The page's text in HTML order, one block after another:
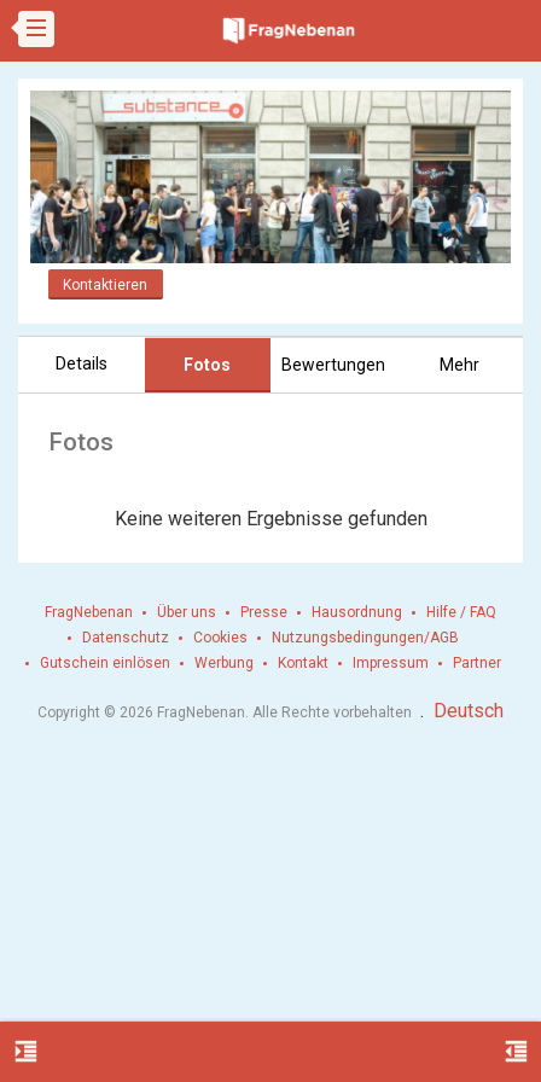
Kontaktieren
Details Fotos Bewertungen Mehr
Fotos
Keine weiteren Ergebnisse gefunden
format_indent_increase format_indent_decrease
FragNebenan Über uns Presse Hausordnung
Hilfe / FAQ
Datenschutz
Cookies
Nutzungsbedingungen/AGB
Gutschein einlösen
Werbung Kontakt Impressum Partner
Copyright © 2026 FragNebenan. Alle Rechte vorbehalten . Deutsch